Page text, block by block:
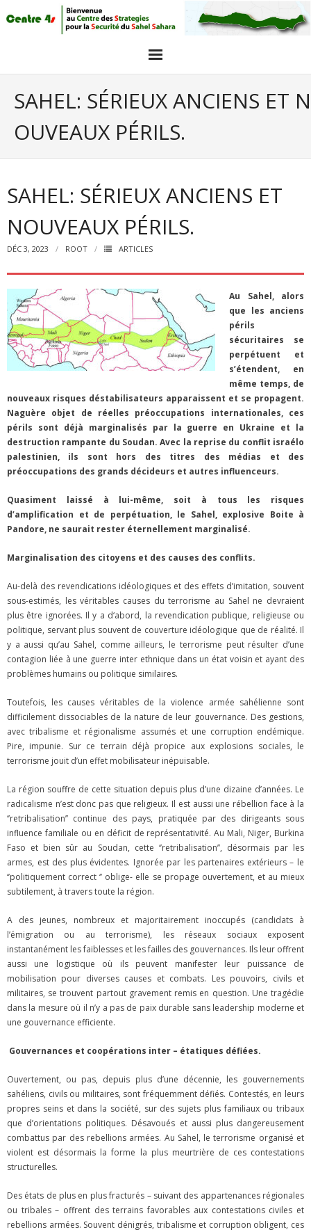
Agenda
objectifs
SAHEL: SÉRIEUX ANCIENS ET N
OUVEAUX PÉRILS.
SAHEL: SÉRIEUX ANCIENS ET
NOUVEAUX PÉRILS.
DÉC 3, 2023 ROOT ARTICLES
Au Sahel, alors
que les anciens
périls
sécuritaires se
perpétuent et
s’étendent, en
même temps, de
nouveaux risques déstabilisateurs apparaissent et se propagent.
Naguère objet de réelles préoccupations internationales, ces
périls sont déjà marginalisés par la guerre en Ukraine et la
destruction rampante du Soudan. Avec la reprise du conflit israélo
palestinien, ils sont hors des titres des médias et des
préoccupations des grands décideurs et autres influenceurs.
Quasiment laissé à lui-même, soit à tous les risques
d’amplification et de perpétuation, le Sahel, explosive Boite à
Pandore, ne saurait rester éternellement marginalisé.
Marginalisation des citoyens et des causes des conflits.
Au-delà des revendications idéologiques et des effets d’imitation, souvent
sous-estimés, les véritables causes du terrorisme au Sahel ne devraient
plus être ignorées. Il y a d‘abord, la revendication publique, religieuse ou
politique, servant plus souvent de couverture idéologique que de réalité. Il
y a aussi qu’au Sahel, comme ailleurs, le terrorisme peut résulter d’une
contagion liée à une guerre inter ethnique dans un état voisin et ayant des
problèmes humains ou politique similaires.
Toutefois, les causes véritables de la violence armée sahélienne sont
difficilement dissociables de la nature de leur gouvernance. Des gestions,
avec tribalisme et régionalisme assumés et une corruption endémique.
Pire, impunie. Sur ce terrain déjà propice aux explosions sociales, le
terrorisme jouit d’un effet mobilisateur inépuisable.
La région souffre de cette situation depuis plus d’une dizaine d’années. Le
radicalisme n’est donc pas que religieux. Il est aussi une rébellion face à la
‘’retribalisation’’ continue des pays, pratiquée par des dirigeants sous
influence familiale ou en déficit de représentativité. Au Mali, Niger, Burkina
Faso et bien sûr au Soudan, cette ‘’retribalisation’’, désormais par les
armes, est des plus évidentes. Ignorée par les partenaires extérieurs – le
‘’politiquement correct ‘’ oblige- elle se propage ouvertement, et au mieux
subtilement, à travers toute la région.
A des jeunes, nombreux et majoritairement inoccupés (candidats à
l’émigration ou au terrorisme), les réseaux sociaux exposent
instantanément les faiblesses et les failles des gouvernances. Ils leur offrent
aussi une logistique où ils peuvent manifester leur puissance de
mobilisation pour diverses causes et combats. Les pouvoirs, civils et
militaires, se trouvent partout gravement remis en question. Une tragédie
dans la mesure où il n’y a pas de paix durable sans leadership moderne et
une gouvernance efficiente.
Gouvernances et coopérations inter – étatiques défiées.
Ouvertement, ou pas, depuis plus d’une décennie, les gouvernements
sahéliens, civils ou militaires, sont fréquemment défiés. Contestés, en leurs
propres seins et dans la société, sur des sujets plus familiaux ou tribaux
que d’orientations politiques. Désavoués et aussi plus dangereusement
combattus par des rebellions armées. Au Sahel, le terrorisme organisé et
violent est désormais la forme la plus meurtrière de ces contestations
structurelles.
Des états de plus en plus fracturés – suivant des appartenances régionales
ou tribales – offrent des terrains favorables aux contestations civiles et
rebellions armées. Souvent dénigrés, tribalisme et corruption obligent, ces